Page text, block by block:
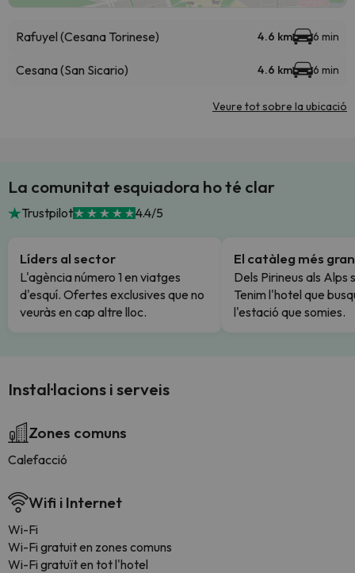
Rafuyel (Cesana Torinese) 4.6 km 6 min
Cesana (San Sicario) 4.6 km 6 min
Veure tot sobre la ubicació
La comunitat esquiadora ho té clar
Trustpilot 4.4/5
Líders al sector
L'agència número 1 en viatges
d'esquí. Ofertes exclusives que no
veuràs en cap altre lloc.
El catàleg més gran
Dels Pirineus als Alps
Tenim l'hotel que
l'estació que somies.
Instal·lacions i serveis
Zones comuns
Calefacció
Wifi i Internet
Wi-Fi
Wi-Fi gratuit en zones comuns
Wi-Fi gratuït en tot l'hotel